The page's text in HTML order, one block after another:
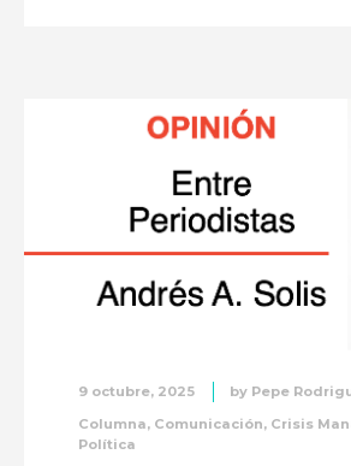
9 octubre, 2025 by Pepe
Columna, Comunicación, Crisis
Política